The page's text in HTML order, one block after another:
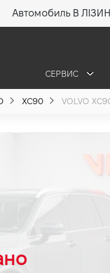
Автомобиль В
СЕРВИС
XC90 VOLVO